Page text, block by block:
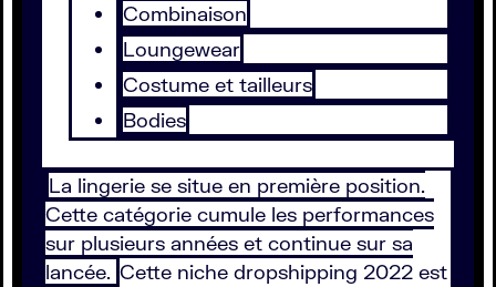
Combinaison
Loungewear
Costume et tailleurs
Bodies
La lingerie se situe en première position.
Cette catégorie cumule les performances
sur plusieurs années et continue sur sa
lancée. Cette niche dropshipping 2022 est